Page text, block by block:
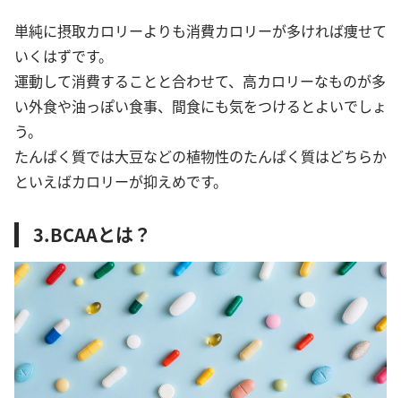
単純に摂取カロリーよりも消費カロリーが多ければ痩せて
いくはずです。
運動して消費することと合わせて、高カロリーなものが多
い外食や油っぽい食事、間食にも気をつけるとよいでしょ
う。
たんぱく質では大豆などの植物性のたんぱく質はどちらか
といえばカロリーが抑えめです。
3.BCAAとは？